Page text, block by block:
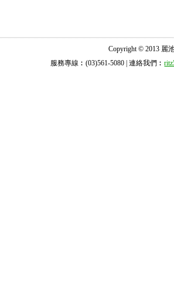
Copyright © 2013 麗
服務專線︰(03)561-5080 | 連絡我們︰